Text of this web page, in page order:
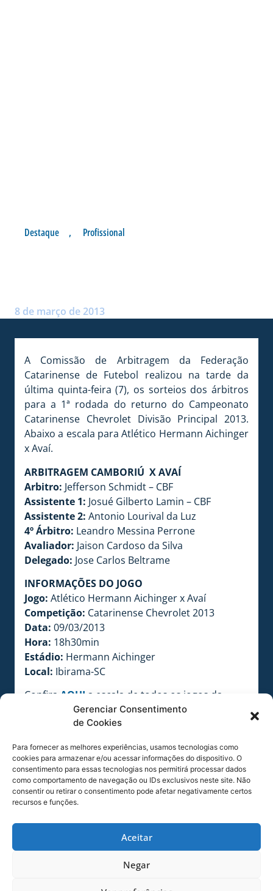
Gerenciar Consentimento
de Cookies
Para fornecer as melhores experiências, usamos tecnologias como
cookies para armazenar e/ou acessar informações do dispositivo. O
consentimento para essas tecnologias nos permitirá processar dados
como comportamento de navegação ou IDs exclusivos neste site. Não
consentir ou retirar o consentimento pode afetar negativamente certos
recursos e funções.
Aceitar
Negar
Destaque , Profissional
8 de março de 2013
A Comissão de Arbitragem da Federação
Catarinense de Futebol realizou na tarde da
última quinta-feira (7), os sorteios dos árbitros
para a 1ª rodada do returno do Campeonato
Catarinense Chevrolet Divisão Principal 2013.
Abaixo a escala para Atlético Hermann Aichinger
x Avaí.
ARBITRAGEM CAMBORIÚ X AVAÍ
Arbitro: Jefferson Schmidt – CBF
Assistente 1: Josué Gilberto Lamin – CBF
Assistente 2: Antonio Lourival da Luz
4º Árbitro: Leandro Messina Perrone
Avaliador: Jaison Cardoso da Silva
Delegado: Jose Carlos Beltrame
INFORMAÇÕES DO JOGO
Jogo: Atlético Hermann Aichinger x Avaí
Competição: Catarinense Chevrolet 2013
Data: 09/03/2013
Hora: 18h30min
Estádio: Hermann Aichinger
Local: Ibirama-SC
Confira AQUI a escala de todos os jogos da
MAIS NOTÍCIAS